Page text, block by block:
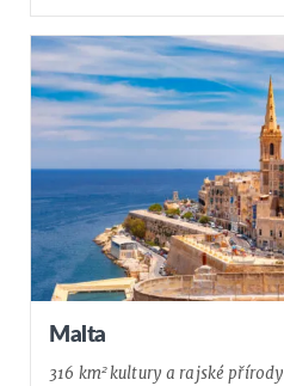
Malta
316 km² kultury a rajské přírody